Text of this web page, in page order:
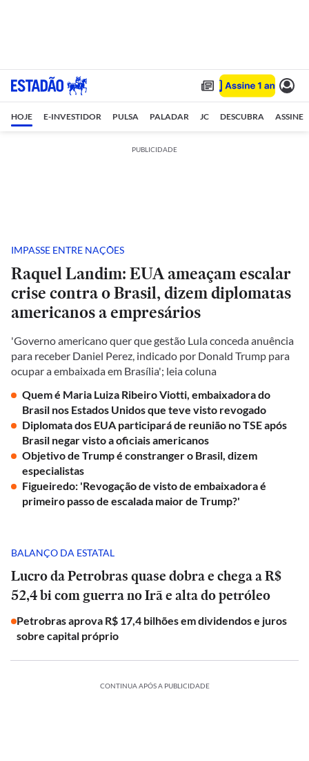
HOJE E-INVESTIDOR PULSA PALADAR JC DESCUBRA ASSINE
PUBLICIDADE
IMPASSE ENTRE NAÇÕES
Raquel Landim: EUA ameaçam escalar
crise contra o Brasil, dizem diplomatas
americanos a empresários
'Governo americano quer que gestão Lula conceda anuência
para receber Daniel Perez, indicado por Donald Trump para
ocupar a embaixada em Brasília'; leia coluna
Quem é Maria Luiza Ribeiro Viotti, embaixadora do
Brasil nos Estados Unidos que teve visto revogado
Diplomata dos EUA participará de reunião no TSE após
Brasil negar visto a oficiais americanos
Objetivo de Trump é constranger o Brasil, dizem
especialistas
Figueiredo: 'Revogação de visto de embaixadora é
primeiro passo de escalada maior de Trump?'
BALANÇO DA ESTATAL
Lucro da Petrobras quase dobra e chega a R$
52,4 bi com guerra no Irã e alta do petróleo
Petrobras aprova R$ 17,4 bilhões em dividendos e juros
sobre capital próprio
CONTINUA APÓS A PUBLICIDADE